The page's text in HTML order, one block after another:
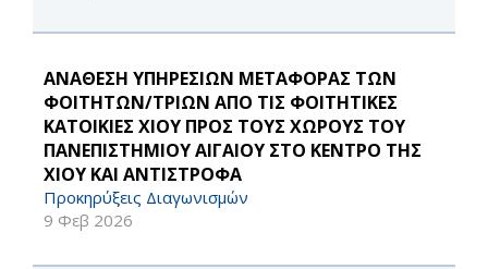
ΑΝΑΘΕΣΗ ΥΠΗΡΕΣΙΩΝ ΜΕΤΑΦΟΡΑΣ ΤΩΝ
ΦΟΙΤΗΤΩΝ/ΤΡΙΩΝ ΑΠΟ ΤΙΣ ΦΟΙΤΗΤΙΚΕΣ
ΚΑΤΟΙΚΙΕΣ ΧΙΟΥ ΠΡΟΣ ΤΟΥΣ ΧΩΡΟΥΣ ΤΟΥ
ΠΑΝΕΠΙΣΤΗΜΙΟΥ ΑΙΓΑΙΟΥ ΣΤΟ ΚΕΝΤΡΟ ΤΗΣ
ΧΙΟΥ ΚΑΙ ΑΝΤΙΣΤΡΟΦΑ
Προκηρύξεις Διαγωνισμών
9 Φεβ 2026